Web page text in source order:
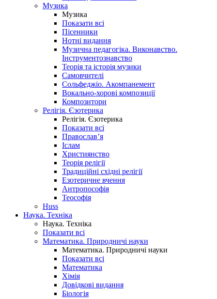
Музика
Музика
Показати всі
Пісенники
Нотні видання
Музична педагогіка. Виконавство.
Інструментознавство
Теорія та історія музики
Самовчителі
Сольфеджіо. Акомпанемент
Вокально-хорові композиції
Композитори
Релігія. Єзотерика
Релігія. Єзотерика
Показати всі
Православ’я
Іслам
Християнство
Теорія релігії
Традиційні східні релігії
Езотеричне вчення
Антропософія
Теософія
Huss
Наука. Техніка
Наука. Техніка
Показати всі
Математика. Природничі науки
Математика. Природничі науки
Показати всі
Математика
Хімія
Довідкові видання
Біологія